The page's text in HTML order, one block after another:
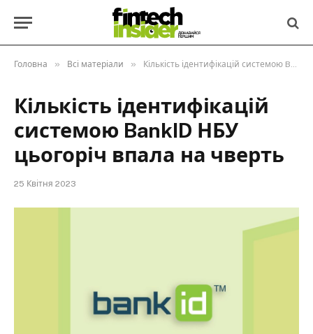
Головна » Всі матеріали » Кількість ідентифікацій системою BankID НБУ цьогоріч впала на чверть
Кількість ідентифікацій
системою BankID НБУ
цьогоріч впала на чверть
25 Квітня 2023